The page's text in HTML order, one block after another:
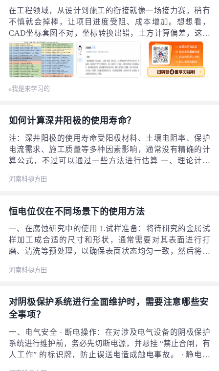
在工程领域，从设计到施工的衔接就像一场接力赛，稍有
不慎就会掉棒，让项目进度受阻、成本增加。想想看，
CAD坐标套图不对，坐标转换出错，土方计算偏差，这些
问题是不是让你头疼不已？别担心，今天就给大家带来一
门能让你轻松实现设计到施工顺畅衔接的课程——《工程
总、测量负责人必会工程技能》。 这门课程带大家学会
CAD总平面坐标、结构基础图坐标的正确对应，熟练进行
承台角点、道路中桩、项目建筑红线等坐标的提取与编
a我是来学习的
如何计算深井阳极的使用寿命？
注：深井阳极的使用寿命受阳极材料、土壤电阻率、保护
电流需求、施工质量等多种因素影响，通常没有精确的计
算公式，不过可以通过一些方法进行估算 一、理论计算
极金属的纯度有关。可以根据阳极材料的电化学当量、通
阳极，已知其电化学当量，假设在一定的电流密度下工
作，通过计算阳极消耗一定质量所需的时间来估算其寿
命。但这种方法忽略了土壤环境等其他因素的影响，计算
结果只是一个理论值。
河南科捷方田
恒电位仪在不同场景下的使用方法
一、在腐蚀研究中的使用 1.试样准备：将待研究的金属试
样加工成合适的尺寸和形状，通常需要对其表面进行打
磨、清洗等预处理，以确保表面状态均匀一致，然后将其
腐蚀介质溶液，例如模拟海水、酸性溶液或碱性溶液等。
合适的液位。 3.电极安装：把工作电极、参比电极和对电
极正确安装在电解池中，保证电极之间的相对位置合适，
且与溶液充分接触，同时避免电极之间相互碰撞。
河南科捷方田
对阴极保护系统进行全面维护时，需要注意哪些安
全事项？
一、电气安全 · 断电操作：在对涉及电气设备的阴极保护
系统进行维护前，务必先切断电源，并悬挂 “禁止合闸，有
人工作” 的标识牌，防止误送电造成触电事故。 · 静电防